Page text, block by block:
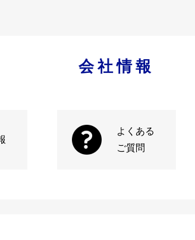
会社情報
よくある
ご質問